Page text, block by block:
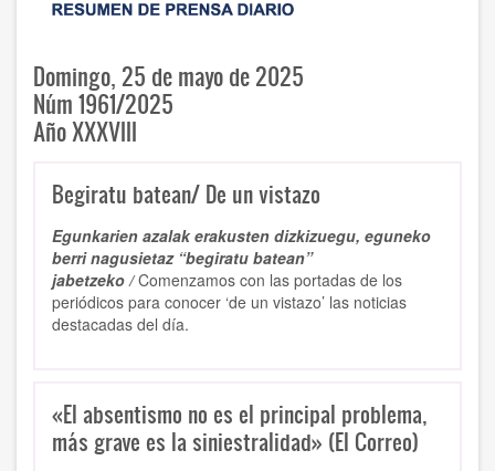
Domingo, 25 de mayo de 2025
Núm 1961/2025
Año XXXVIII
Begiratu batean/ De un vistazo
Egunkarien azalak erakusten dizkizuegu, eguneko
berri nagusietaz “begiratu batean”
jabetzeko /Comenzamos con las portadas de los
periódicos para conocer ‘de un vistazo’ las noticias
destacadas del día.
«El absentismo no es el principal problema,
más grave es la siniestralidad» (El Correo)